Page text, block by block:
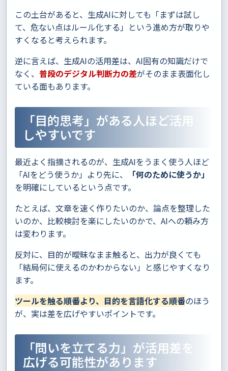
この土台があると、生成AIに対しても「まずは試し
て、危ない点はルール化する」という進め方が取りや
すくなると考えられます。
逆に言えば、生成AIの活用差は、AI固有の知識だけで
なく、 普段のデジタル判断力の差がそのまま表面化し
ている面もあります。
「目的思考」がある人ほど活用
しやすいです
最近よく指摘されるのが、生成AIをうまく使う人ほど
「AIをどう使うか」より先に、
「何のために使うか」
を明確にしているという点です。
たとえば、文章を速く作りたいのか、論点を整理した
いのか、比較検討を楽にしたいのかで、AIへの頼み方
は変わります。
反対に、目的が曖昧なまま触ると、出力が良くても
「結局何に使えるのかわからない」と感じやすくなり
ます。
ツールを触る順番より、目的を言語化する順番のほう
が、実は差を広げやすいポイントです。
「問いを立てる力」が活用差を
広げる可能性があります